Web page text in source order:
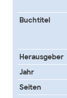
Buchtitel
Herausgeber
Jahr
Seiten